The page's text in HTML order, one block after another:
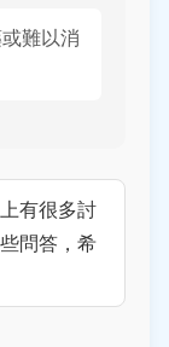
難以消
有很多討
問答，希